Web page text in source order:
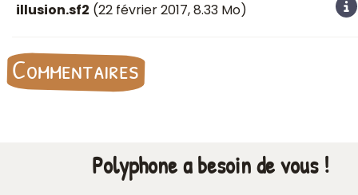
illusion.sf2 (22 février 2017, 8.33 Mo)
Commentaires
Polyphone a besoin de vous !